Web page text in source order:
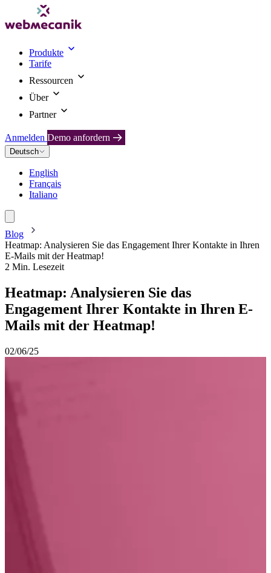
Produkte
Tarife
Ressourcen
Über
Partner
Anmelden Demo anfordern
Deutsch
English
Français
Italiano
Blog
Heatmap: Analysieren Sie das Engagement Ihrer Kontakte in Ihren
E-Mails mit der Heatmap!
2 Min. Lesezeit
Heatmap: Analysieren Sie das
Engagement Ihrer Kontakte in Ihren E-
Mails mit der Heatmap!
02/06/25